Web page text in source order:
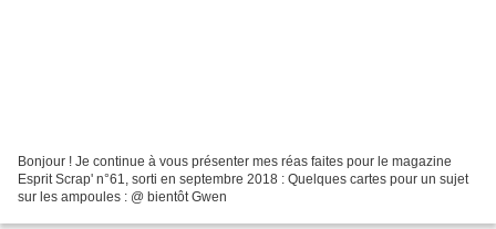
Bonjour ! Je continue à vous présenter mes réas faites pour le magazine
Esprit Scrap' n°61, sorti en septembre 2018 : Quelques cartes pour un sujet
sur les ampoules : @ bientôt Gwen